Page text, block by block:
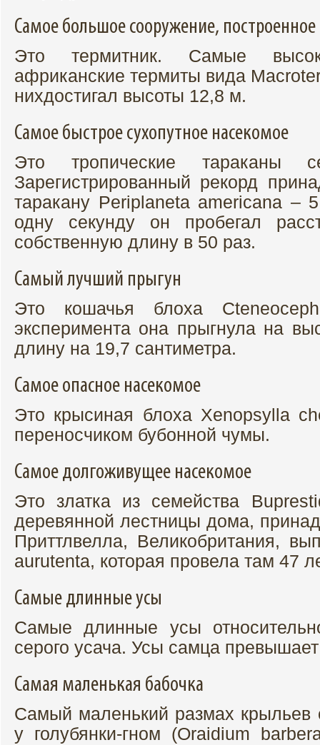
Самое большое сооружение,
Это термитник. Самые
африканские термиты вида
нихдостигал высоты 12,8 м.
Самое быстрое сухопутное насекомое
Это тропические тараканы
Зарегистрированный рекорд
таракану Periplaneta americana –
одну секунду он пробегал
собственную длину в 50 раз.
Самый лучший прыгун
Это кошачья блоха
эксперимента она прыгнула на
длину на 19,7 сантиметра.
Самое опасное насекомое
Это крысиная блоха Xenopsylla
переносчиком бубонной чумы.
Самое долгоживущее насекомое
Это златка из семейства
деревянной лестницы дома,
Приттлвелла, Великобритания,
aurutenta, которая провела там 47
Самые длинные усы
Самые длинные усы
серого усача. Усы самца
Самая маленькая бабочка
Самый маленький размах крыльев
у голубянки-гном (Oraidium